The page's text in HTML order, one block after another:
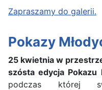
Zapraszamy do galerii.
Pokazy
25 kwietnia w
szósta edycja Pokazu
podczas której